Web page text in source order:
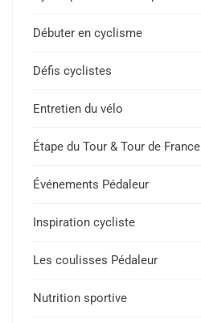
Débuter en cyclisme
Défis cyclistes
Entretien du vélo
Étape du Tour & Tour de France
Événements Pédaleur
Inspiration cycliste
Les coulisses Pédaleur
Nutrition sportive